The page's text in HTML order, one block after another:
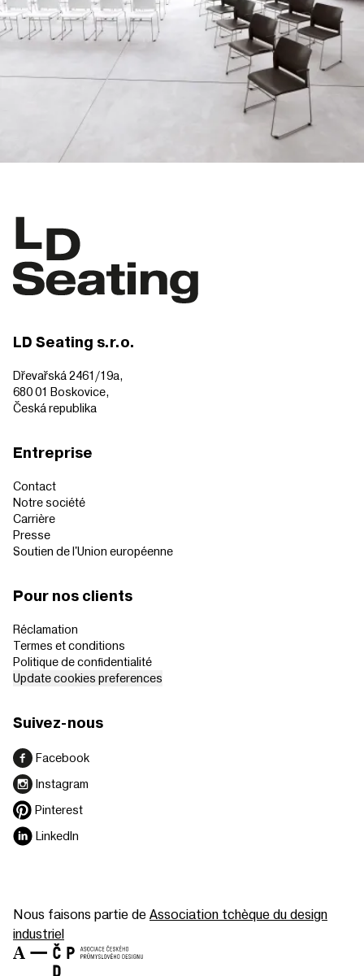
LD Seating s.r.o.
Dřevařská 2461/19a,
680 01 Boskovice,
Česká republika
Entreprise
Contact
Notre société
Carrière
Presse
Soutien de l'Union européenne
Pour nos clients
Réclamation
Termes et conditions
Politique de confidentialité
Update cookies preferences
Suivez-nous
Facebook
Instagram
Pinterest
LinkedIn
Nous faisons partie deAssociation tchèque du design
industriel